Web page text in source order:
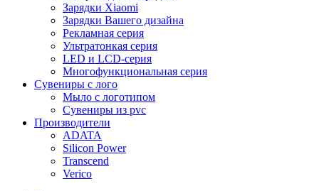
Зарядки Xiaomi
Зарядки Вашего дизайна
Рекламная серия
Ультратонкая серия
LED и LCD-серия
Многофункциональная серия
Сувениры с лого
Мыло с логотипом
Сувениры из pvc
Производители
ADATA
Silicon Power
Transcend
Verico